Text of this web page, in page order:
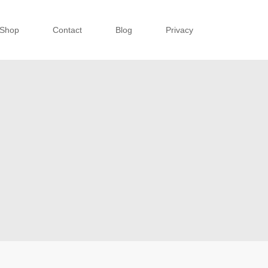
Shop Contact Blog Privacy